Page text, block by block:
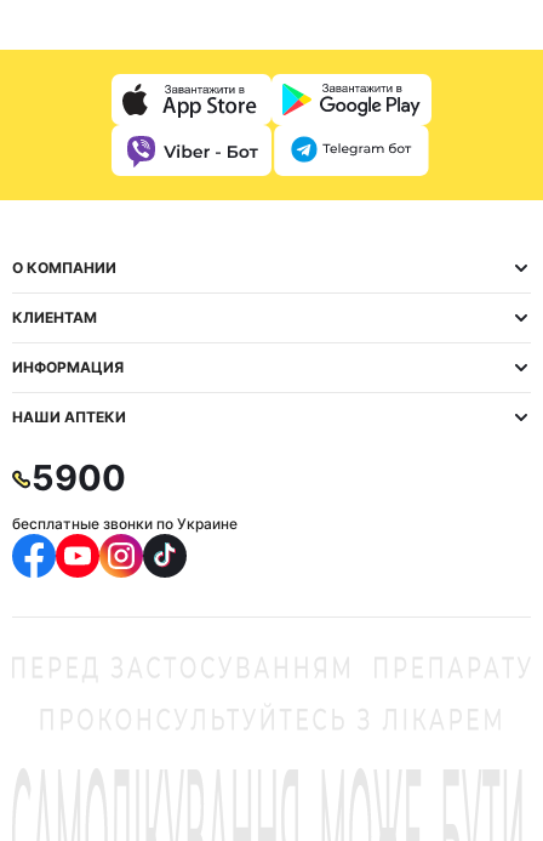
О КОМПАНИИ
КЛИЕНТАМ
ИНФОРМАЦИЯ
НАШИ АПТЕКИ
5900
бесплатные звонки по Украине